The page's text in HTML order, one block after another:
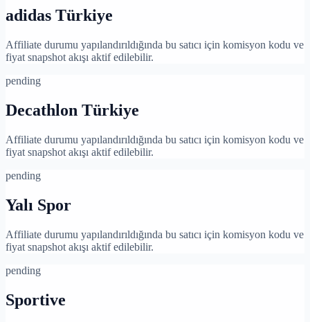
adidas Türkiye
Affiliate durumu yapılandırıldığında bu satıcı için komisyon kodu ve
fiyat snapshot akışı aktif edilebilir.
pending
Decathlon Türkiye
Affiliate durumu yapılandırıldığında bu satıcı için komisyon kodu ve
fiyat snapshot akışı aktif edilebilir.
pending
Yalı Spor
Affiliate durumu yapılandırıldığında bu satıcı için komisyon kodu ve
fiyat snapshot akışı aktif edilebilir.
pending
Sportive